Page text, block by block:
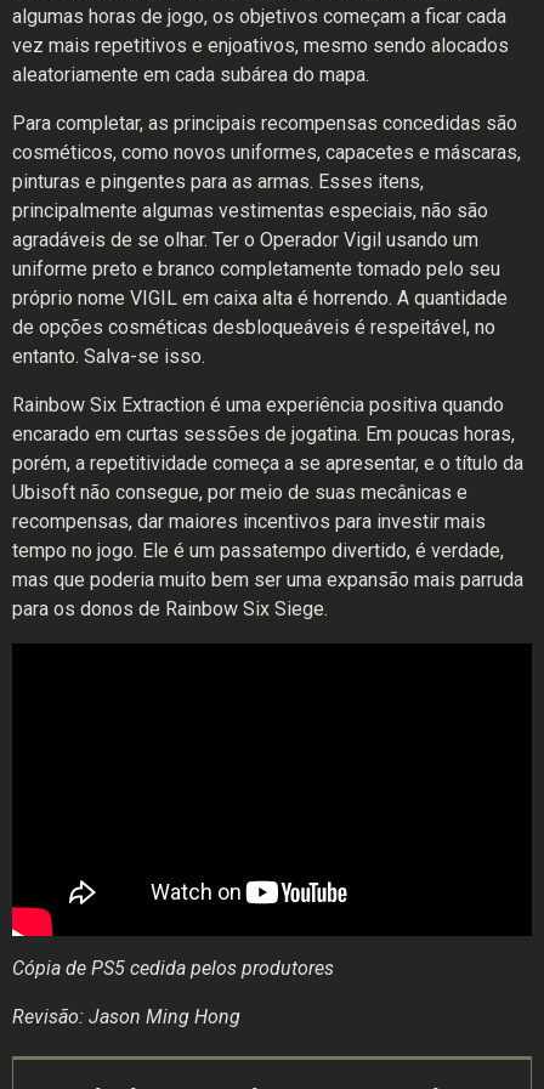
algumas horas de jogo, os objetivos começam a ficar cada
vez mais repetitivos e enjoativos, mesmo sendo alocados
aleatoriamente em cada subárea do mapa.
Para completar, as principais recompensas concedidas são
cosméticos, como novos uniformes, capacetes e máscaras,
pinturas e pingentes para as armas. Esses itens,
principalmente algumas vestimentas especiais, não são
agradáveis de se olhar. Ter o Operador Vigil usando um
uniforme preto e branco completamente tomado pelo seu
próprio nome VIGIL em caixa alta é horrendo. A quantidade
de opções cosméticas desbloqueáveis é respeitável, no
entanto. Salva-se isso.
Rainbow Six Extraction é uma experiência positiva quando
encarado em curtas sessões de jogatina. Em poucas horas,
porém, a repetitividade começa a se apresentar, e o título da
Ubisoft não consegue, por meio de suas mecânicas e
recompensas, dar maiores incentivos para investir mais
tempo no jogo. Ele é um passatempo divertido, é verdade,
mas que poderia muito bem ser uma expansão mais parruda
para os donos de Rainbow Six Siege.
Cópia de PS5 cedida pelos produtores
Revisão: Jason Ming Hong